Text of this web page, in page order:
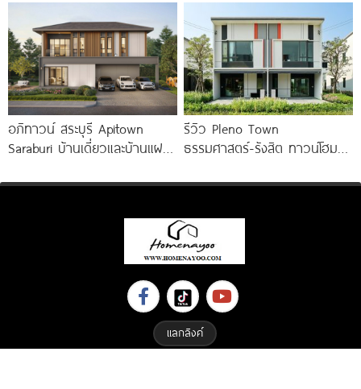
ใหญ่ ปากซอย กิ่งแก้ว
อภิทาวน์ สระบุรี Apitown
Saraburi บ้านเดี่ยวและบ้านแฝด
พหลโยธิน ใกล้ Big C
รีวิว Pleno Town
ธรรมศาสตร์-รังสิต ทาวน์โฮม
ม.ธรรมศาสตร์
แลกลิงค์